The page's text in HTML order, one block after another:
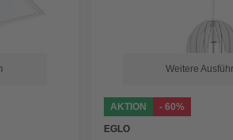
Weitere
AKTION
- 60%
EGLO